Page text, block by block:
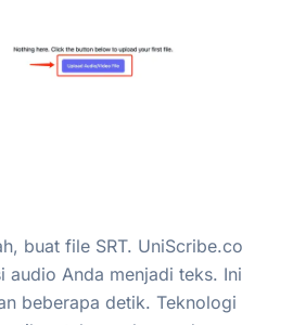
buat file SRT. UniScribe.co
audio Anda menjadi teks. Ini
beberapa detik. Teknologi